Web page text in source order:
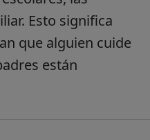
Esto significa
que alguien cuide
están